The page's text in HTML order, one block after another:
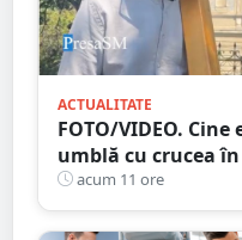
ACTUALITATE
FOTO/VIDEO.
umblă cu crucea
De ce face acest gest
acum 11 ore